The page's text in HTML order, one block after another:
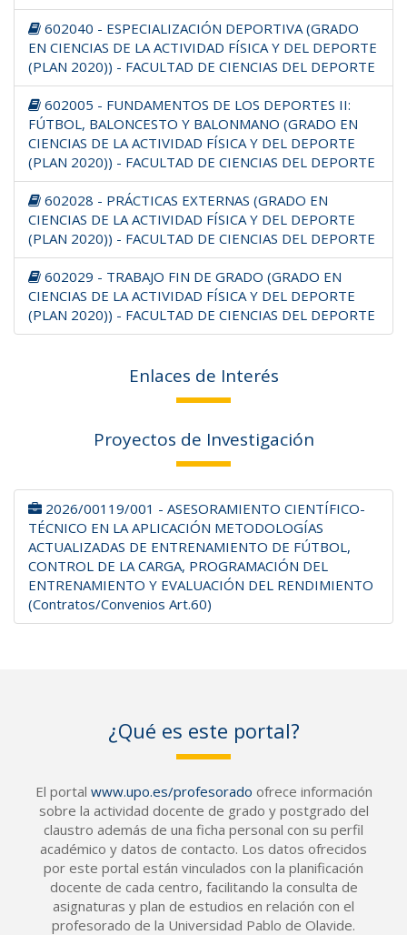
602040 - ESPECIALIZACIÓN DEPORTIVA (GRADO
EN CIENCIAS DE LA ACTIVIDAD FÍSICA Y DEL DEPORTE
(PLAN 2020)) - FACULTAD DE CIENCIAS DEL DEPORTE
602005 - FUNDAMENTOS DE LOS DEPORTES II:
FÚTBOL, BALONCESTO Y BALONMANO (GRADO EN
CIENCIAS DE LA ACTIVIDAD FÍSICA Y DEL DEPORTE
(PLAN 2020)) - FACULTAD DE CIENCIAS DEL DEPORTE
602028 - PRÁCTICAS EXTERNAS (GRADO EN
CIENCIAS DE LA ACTIVIDAD FÍSICA Y DEL DEPORTE
(PLAN 2020)) - FACULTAD DE CIENCIAS DEL DEPORTE
602029 - TRABAJO FIN DE GRADO (GRADO EN
CIENCIAS DE LA ACTIVIDAD FÍSICA Y DEL DEPORTE
(PLAN 2020)) - FACULTAD DE CIENCIAS DEL DEPORTE
Enlaces de Interés
Proyectos de Investigación
2026/00119/001 - ASESORAMIENTO CIENTÍFICO-
TÉCNICO EN LA APLICACIÓN METODOLOGÍAS
ACTUALIZADAS DE ENTRENAMIENTO DE FÚTBOL,
CONTROL DE LA CARGA, PROGRAMACIÓN DEL
ENTRENAMIENTO Y EVALUACIÓN DEL RENDIMIENTO
(Contratos/Convenios Art.60)
¿Qué es este portal?
El portal www.upo.es/profesorado ofrece información
sobre la actividad docente de grado y postgrado del
claustro además de una ficha personal con su perfil
académico y datos de contacto. Los datos ofrecidos
por este portal están vinculados con la planificación
docente de cada centro, facilitando la consulta de
asignaturas y plan de estudios en relación con el
profesorado de la Universidad Pablo de Olavide.